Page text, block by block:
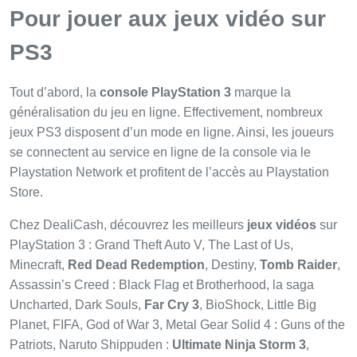
Pour jouer aux jeux vidéo sur
PS3
Tout d’abord, la console PlayStation 3 marque la
généralisation du jeu en ligne. Effectivement, nombreux
jeux PS3 disposent d’un mode en ligne. Ainsi, les joueurs
se connectent au service en ligne de la console via le
Playstation Network et profitent de l’accès au Playstation
Store.
Chez DealiCash, découvrez les meilleurs jeux vidéos sur
PlayStation 3 : Grand Theft Auto V, The Last of Us,
Minecraft, Red Dead Redemption, Destiny, Tomb Raider,
Assassin’s Creed : Black Flag et Brotherhood, la saga
Uncharted, Dark Souls, Far Cry 3, BioShock, Little Big
Planet, FIFA, God of War 3, Metal Gear Solid 4 : Guns of the
Patriots, Naruto Shippuden : Ultimate Ninja Storm 3,